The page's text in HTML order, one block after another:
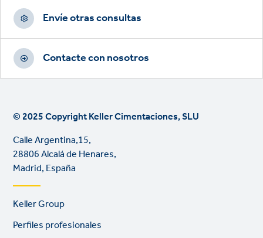
Envíe otras consultas
Contacte con nosotros
© 2025 Copyright Keller Cimentaciones, SLU
Calle Argentina,15,
28806 Alcalá de Henares,
Madrid, España
Footer
Keller Group
Perfiles profesionales